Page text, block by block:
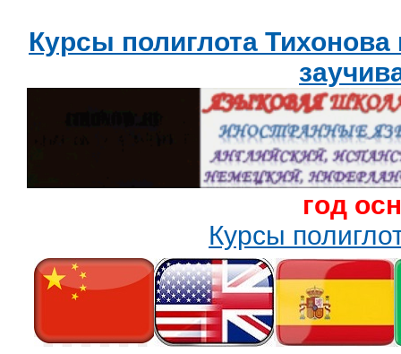
Курсы полиглота
год
Курсы